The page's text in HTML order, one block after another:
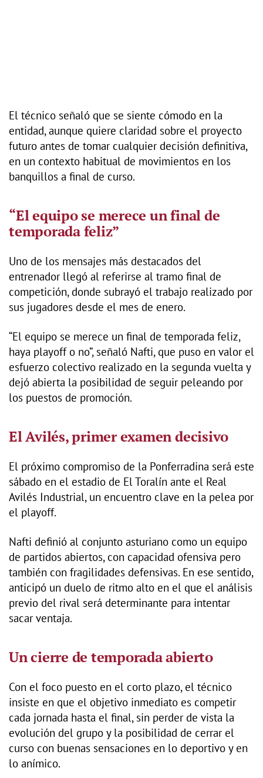
El técnico señaló que se siente cómodo en la
entidad, aunque quiere claridad sobre el proyecto
futuro antes de tomar cualquier decisión definitiva,
en un contexto habitual de movimientos en los
banquillos a final de curso.
“El equipo se merece un final de
temporada feliz”
Uno de los mensajes más destacados del
entrenador llegó al referirse al tramo final de
competición, donde subrayó el trabajo realizado por
sus jugadores desde el mes de enero.
“El equipo se merece un final de temporada feliz,
haya playoff o no”, señaló Nafti, que puso en valor el
esfuerzo colectivo realizado en la segunda vuelta y
dejó abierta la posibilidad de seguir peleando por
los puestos de promoción.
El Avilés, primer examen decisivo
El próximo compromiso de la Ponferradina será este
sábado en el estadio de El Toralín ante el Real
Avilés Industrial, un encuentro clave en la pelea por
el playoff.
Nafti definió al conjunto asturiano como un equipo
de partidos abiertos, con capacidad ofensiva pero
también con fragilidades defensivas. En ese sentido,
anticipó un duelo de ritmo alto en el que el análisis
previo del rival será determinante para intentar
sacar ventaja.
Un cierre de temporada abierto
Con el foco puesto en el corto plazo, el técnico
insiste en que el objetivo inmediato es competir
cada jornada hasta el final, sin perder de vista la
evolución del grupo y la posibilidad de cerrar el
curso con buenas sensaciones en lo deportivo y en
lo anímico.